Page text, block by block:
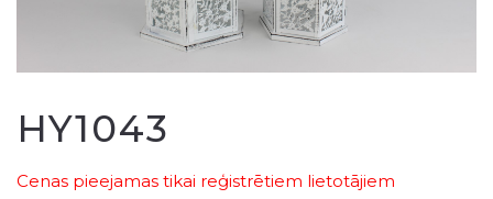
HY1043
Cenas pieejamas tikai reģistrētiem lietotājiem